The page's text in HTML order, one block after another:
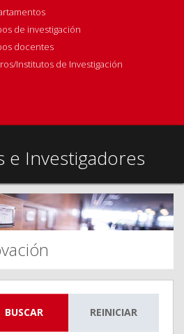
de investigación
docentes
Institutos de Investigación
e Investigadores
BUSCAR REINICIAR